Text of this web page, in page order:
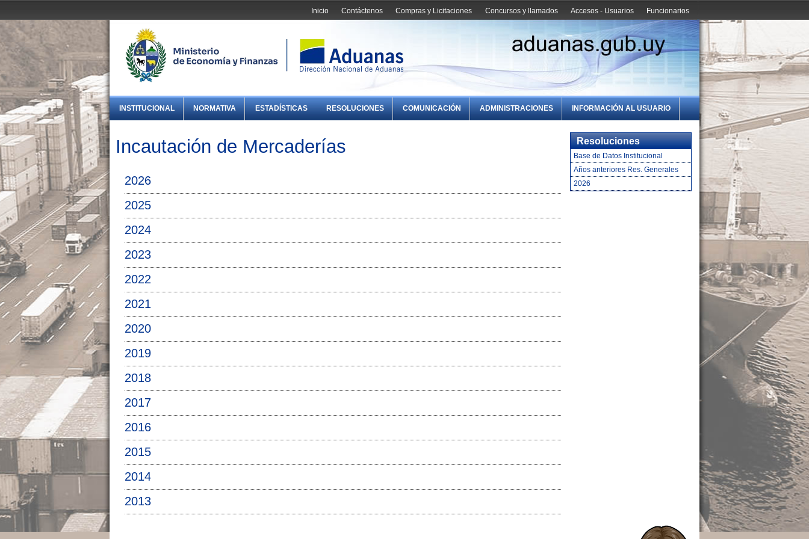
Funcionarios
Accesos - Usuarios
Concursos y llamados
Compras y Licitaciones
Contáctenos
Inicio
INSTITUCIONAL NORMATIVA ESTADÍSTICAS RESOLUCIONES COMUNICACIÓN ADMINISTRACIONES INFORMACIÓN AL USUARIO
Incautación de Mercaderías
2026
2025
2024
2023
2022
2021
2020
2019
2018
2017
2016
2015
2014
2013
Resoluciones
Base de Datos Institucional
Años anteriores Res. Generales
2026